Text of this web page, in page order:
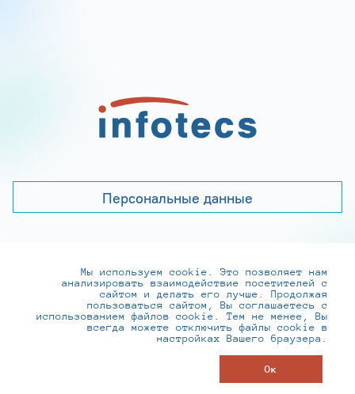
Персональные данные
+7 (495) 737-6192, 8-800-250-0-260
practice@infotecs.ru,hr@infotecs.ru
127273, г. Москва, Отрадная ул., 2Б строение 1
Мы используем cookie. Это позволяет нам
анализировать взаимодействие посетителей с
сайтом и делать его лучше. Продолжая
пользоваться сайтом, Вы соглашаетесь с
использованием файлов cookie. Тем не менее, Вы
всегда можете отключить файлы cookie в
настройках Вашего браузера.
Ок